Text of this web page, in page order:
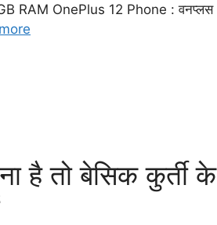
RAM OnePlus 12 Phone : वनप्लस
है तो बेसिक कुर्ती के